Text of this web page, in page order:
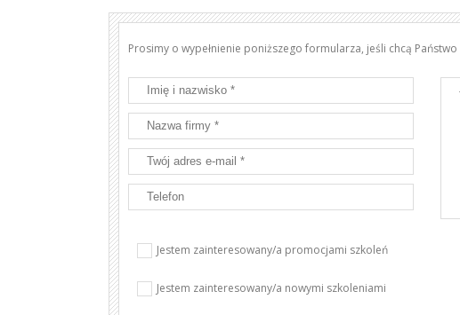
Prosimy o wypełnienie poniższego formularza, jeśli chcą
Jestem zainteresowany/a promocjami szkoleń
Jestem zainteresowany/a nowymi szkoleniami